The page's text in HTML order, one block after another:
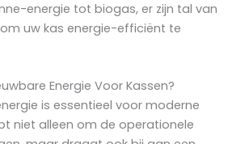
energie tot biogas, er zijn tal van
uw kas energie-efficiënt te
Energie Voor Kassen?
is essentieel voor moderne
niet alleen om de operationele